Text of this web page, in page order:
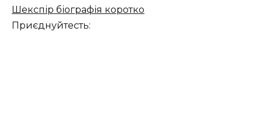
Шекспір біографія коротко
Приєднуйтесть: